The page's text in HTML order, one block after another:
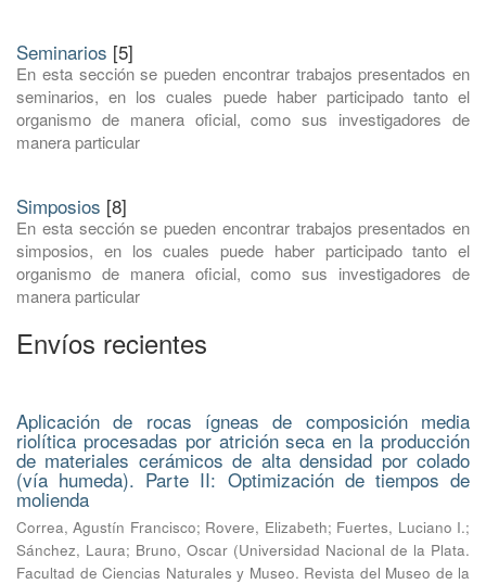
Seminarios [5]
En esta sección se pueden encontrar trabajos presentados en
seminarios, en los cuales puede haber participado tanto el
organismo de manera oficial, como sus investigadores de
manera particular
Simposios [8]
En esta sección se pueden encontrar trabajos presentados en
simposios, en los cuales puede haber participado tanto el
organismo de manera oficial, como sus investigadores de
manera particular
Envíos recientes
Aplicación de rocas ígneas de composición media
riolítica procesadas por atrición seca en la producción
de materiales cerámicos de alta densidad por colado
(vía humeda). Parte II: Optimización de tiempos de
molienda
Correa, Agustín Francisco; Rovere, Elizabeth; Fuertes, Luciano I.;
Sánchez, Laura; Bruno, Oscar (Universidad Nacional de la Plata.
Facultad de Ciencias Naturales y Museo. Revista del Museo de la